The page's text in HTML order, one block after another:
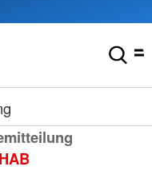
HAB